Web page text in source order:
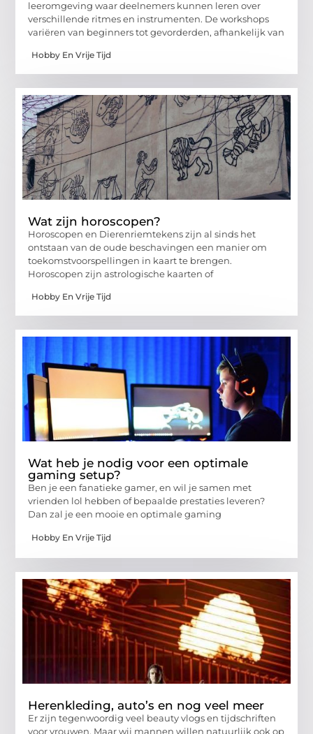
leeromgeving waar deelnemers kunnen leren over
verschillende ritmes en instrumenten. De workshops
variëren van beginners tot gevorderden, afhankelijk van
Hobby En Vrije Tijd
Wat zijn horoscopen?
Horoscopen en Dierenriemtekens zijn al sinds het
ontstaan van de oude beschavingen een manier om
toekomstvoorspellingen in kaart te brengen.
Horoscopen zijn astrologische kaarten of
Hobby En Vrije Tijd
Wat heb je nodig voor een optimale
gaming setup?
Ben je een fanatieke gamer, en wil je samen met
vrienden lol hebben of bepaalde prestaties leveren?
Dan zal je een mooie en optimale gaming
Hobby En Vrije Tijd
Herenkleding, auto’s en nog veel meer
Er zijn tegenwoordig veel beauty vlogs en tijdschriften
voor vrouwen. Maar wij mannen willen natuurlijk ook op